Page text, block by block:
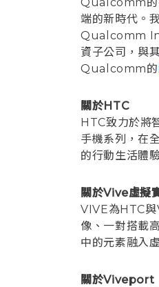
端的新時代。
Qualcomm
資子公司，與
Qualcomm的
關於HTC
HTC致力於將
手機系列，在
的行動生活體
關於Vive虛擬
VIVE為HTC與
像、一對搭載
中的元素融入
關於Viveport